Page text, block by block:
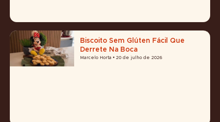
Biscoito Sem Glúten Fácil Que
Derrete Na Boca
Marcelo Horta 20 de julho de 2026